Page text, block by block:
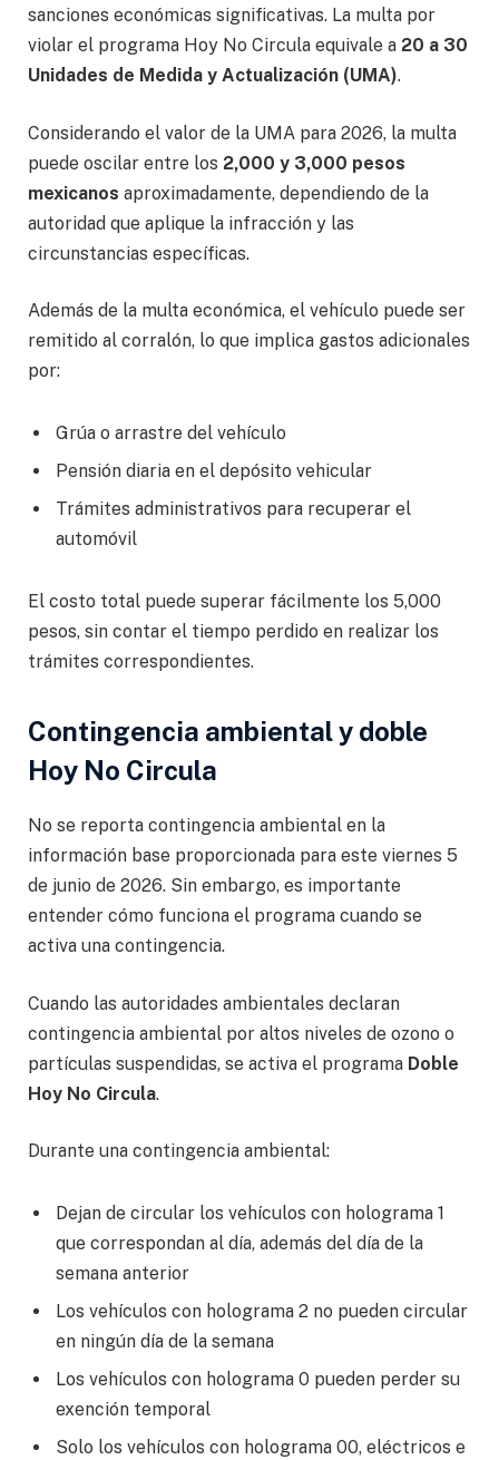
sanciones económicas significativas. La multa por
violar el programa Hoy No Circula equivale a 20 a 30
Unidades de Medida y Actualización (UMA).
Considerando el valor de la UMA para 2026, la multa
puede oscilar entre los 2,000 y 3,000 pesos
mexicanos aproximadamente, dependiendo de la
autoridad que aplique la infracción y las
circunstancias específicas.
Además de la multa económica, el vehículo puede ser
remitido al corralón, lo que implica gastos adicionales
por:
Grúa o arrastre del vehículo
Pensión diaria en el depósito vehicular
Trámites administrativos para recuperar el
automóvil
El costo total puede superar fácilmente los 5,000
pesos, sin contar el tiempo perdido en realizar los
trámites correspondientes.
Contingencia ambiental y doble
Hoy No Circula
No se reporta contingencia ambiental en la
información base proporcionada para este viernes 5
de junio de 2026. Sin embargo, es importante
entender cómo funciona el programa cuando se
activa una contingencia.
Cuando las autoridades ambientales declaran
contingencia ambiental por altos niveles de ozono o
partículas suspendidas, se activa el programa Doble
Hoy No Circula.
Durante una contingencia ambiental:
Dejan de circular los vehículos con holograma 1
que correspondan al día, además del día de la
semana anterior
Los vehículos con holograma 2 no pueden circular
en ningún día de la semana
Los vehículos con holograma 0 pueden perder su
exención temporal
Solo los vehículos con holograma 00, eléctricos e